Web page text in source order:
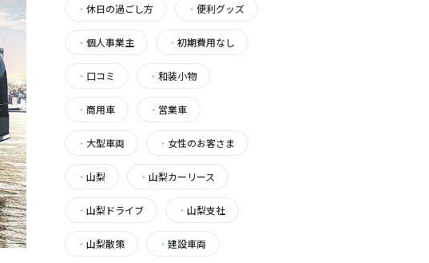
・ 休日の過ごし方 ・ 便利グッズ
・ 個人事業主 ・ 初期費用なし
・ 口コミ ・ 和装小物
・ 商用車 ・ 営業車
・ 大型車両 ・ 女性のお客さま
・ 山梨 ・ 山梨カーリース
・ 山梨ドライブ ・ 山梨支社
・ 山梨散策 ・ 建設車両